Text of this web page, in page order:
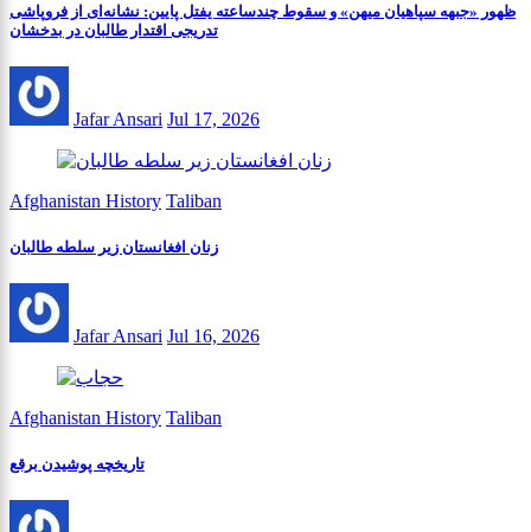
ظهور «جبهه سپاهیان میهن» و سقوط چندساعته یفتل پایین: نشانه‌ای از فروپاشی
تدریجی اقتدار طالبان در بدخشان
Jafar Ansari Jul 17, 2026
Afghanistan History Taliban
زنان افغانستان زیر سلطه طالبان
Jafar Ansari Jul 16, 2026
Afghanistan History Taliban
تاریخچه پوشیدن برقع